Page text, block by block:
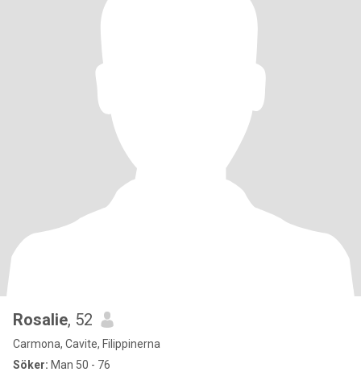
Rosalie, 52
Carmona, Cavite, Filippinerna
Söker: Man 50 - 76